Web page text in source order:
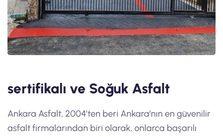
sertifikalı ve Soğuk Asfalt
Ankara Asfalt, 2004’ten beri Ankara’nın en güvenilir
asfalt firmalarından biri olarak, onlarca başarılı